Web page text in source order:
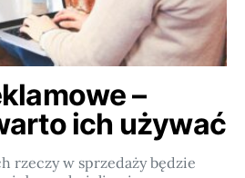
–
ich używać
rzeczy w sprzedaży będzie